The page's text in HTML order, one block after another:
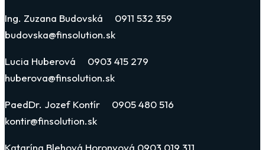
Ing. Zuzana Budovská 0911 532 359
budovska@finsolution.sk
Lucia Huberová 0903 415 279
huberova@finsolution.sk
PaedDr. Jozef Kontír 0905 480 516
kontir@finsolution.sk
Katarína Blehová Horonyová 0903 019 311